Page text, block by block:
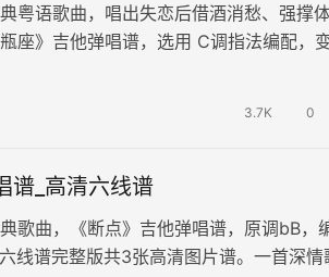
粤语歌曲，唱出失恋后借酒消愁、强撑
座》吉他弹唱谱，选用 C调指法编配，
3.7K 0
谱_高清六线谱
歌曲，《断点》吉他弹唱谱，原调bB，
线谱完整版共3张高清图片谱。一首深情